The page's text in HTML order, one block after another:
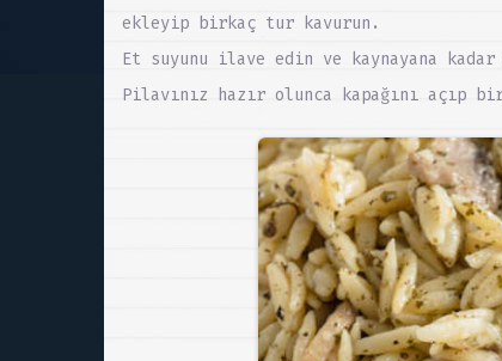
ekleyip birkaç tur kavurun.
Et suyunu ilave edin ve kaynayana
Pilavınız hazır olunca kapağını açıp